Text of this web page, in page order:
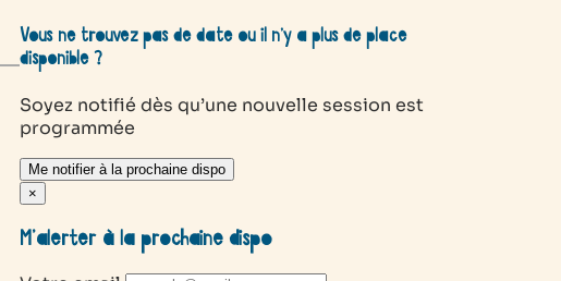
Vous ne trouvez pas de date ou il n’y a plus de place
disponible ?
Soyez notifié dès qu’une nouvelle session est
programmée
Me notifier à la prochaine dispo
×
M’alerter à la prochaine dispo